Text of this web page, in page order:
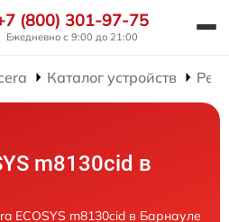
(800) 301-97-75
Ежедневно с 9:00 до 21:00
Каталог устройств
m8130cid в
ECOSYS m8130cid в Барнауле